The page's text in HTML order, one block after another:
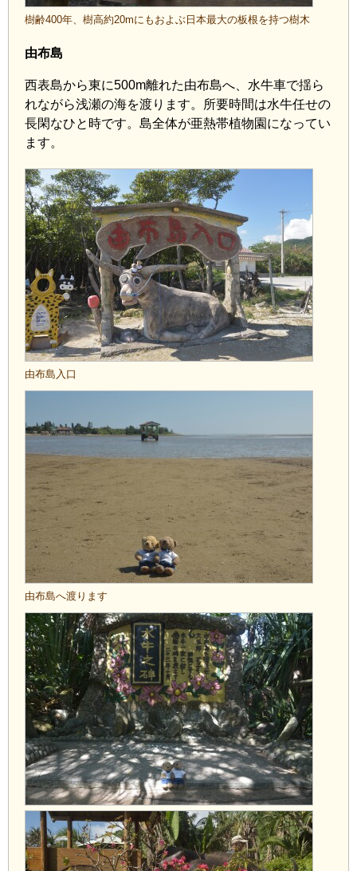
樹齢400年、樹高約20mにもおよぶ日本最大の板根を持つ樹木
由布島
西表島から東に500m離れた由布島へ、水牛車で揺ら
れながら浅瀬の海を渡ります。所要時間は水牛任せの
長閑なひと時です。島全体が亜熱帯植物園になってい
ます。
由布島入口
由布島へ渡ります